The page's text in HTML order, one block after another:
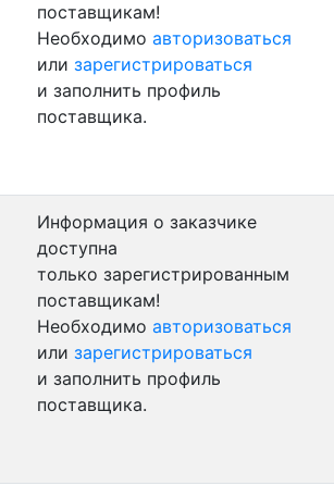
поставщикам!
Необходимо авторизоваться
или зарегистрироваться
и заполнить профиль
поставщика.
Информация о заказчике
доступна
только зарегистрированным
поставщикам!
Необходимо авторизоваться
или зарегистрироваться
и заполнить профиль
поставщика.